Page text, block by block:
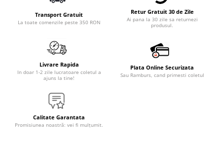
Accesorii pentru Roti si Anvelope
Husa Anvelope
Organizatoare Auto
Iluminat Auto
Semnalizari
Accesorii LED
Transport Gratuit
La toate comenzile peste 350 RON
Retur Gratuit 30 de Zile
Ai pana la 30 zile sa returnezi
produsul.
Livrare Rapida
In doar 1-2 zile lucratoare coletul a
ajuns la tine!
Plata Online Securizata
Sau Ramburs, cand primesti coletul
Calitate Garantata
Promisiunea noastră: vei fi mulțumit.